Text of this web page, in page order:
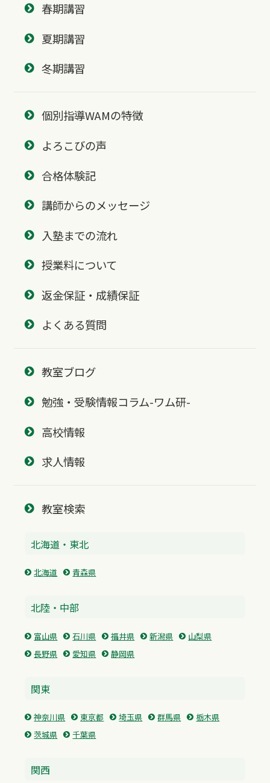
春期講習
夏期講習
冬期講習
個別指導WAMの特徴
よろこびの声
合格体験記
講師からのメッセージ
入塾までの流れ
授業料について
返金保証・成績保証
よくある質問
教室ブログ
勉強・受験情報コラム-ワム研-
高校情報
求人情報
教室検索
北海道・東北
北海道 青森県
北陸・中部
富山県 石川県 福井県 新潟県
山梨県
長野県
愛知県 静岡県
関東
神奈川県 東京都 埼玉県 群馬県
栃木県
茨城県
千葉県
関西